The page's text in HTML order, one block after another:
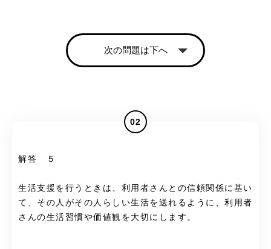
次の問題は下へ
02
解答 ５
生活支援を行うときは、利用者さんとの信頼関係に基い
て、その人がその人らしい生活を送れるように、利用者
さんの生活習慣や価値観を大切にします。